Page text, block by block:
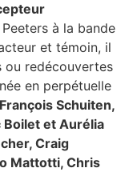
à la bande
et témoin, il
ou redécouvertes
en perpétuelle
Schuiten,
Boilet et Aurélia
Craig
Mattotti, Chris